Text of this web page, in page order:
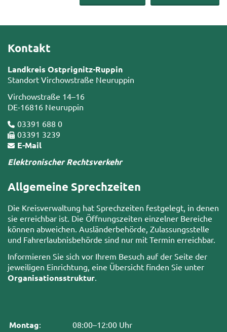
Kontakt
Landkreis Ostprignitz-Ruppin
Standort Virchowstraße Neuruppin
Virchowstraße 14–16
DE-16816 Neuruppin
03391 688 0
03391 3239
E-Mail
Elektronischer Rechtsverkehr
Allgemeine Sprechzeiten
Die Kreisverwaltung hat Sprechzeiten festgelegt, in denen
sie erreichbar ist. Die Öffnungszeiten einzelner Bereiche
können abweichen. Ausländerbehörde, Zulassungsstelle
und Fahrerlaubnisbehörde sind nur mit Termin erreichbar.
Informieren Sie sich vor Ihrem Besuch auf der Seite der
jeweiligen Einrichtung, eine Übersicht finden Sie unter
Organisationsstruktur
Montag: 08:00–12:00 Uhr